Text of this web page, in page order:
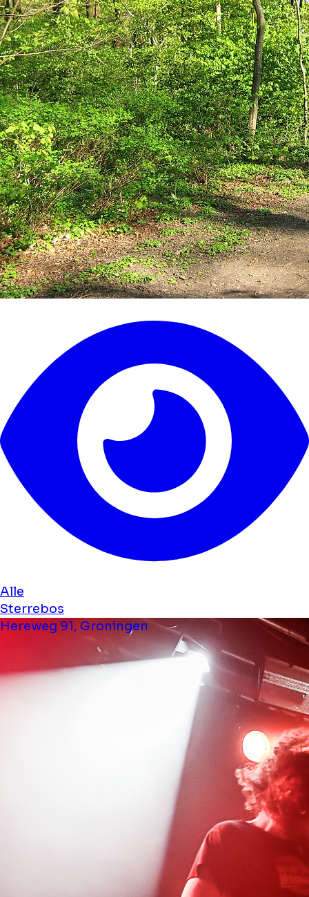
Alle
Sterrebos
Hereweg 91, Groningen